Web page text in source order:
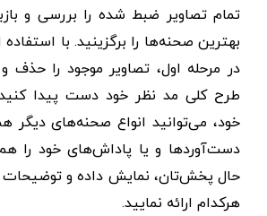
تمام تصاویر ضبط شده را بررسی و
بهترین صحنه‌ها را برگزینید. با
در مرحله اول، تصاویر موجود را حذف
طرح کلی مد نظر خود دست پیدا کنید.
خود، می‌توانید انواع صحنه‌های دیگر
دست‌آوردها و یا پاداش‌های خود را
حال پخش‌تان، نمایش داده و
هرکدام ارائه نمایید.